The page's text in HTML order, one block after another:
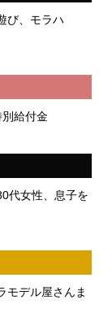
び、モラハ
給付金
代女性、息子を
モデル屋さんま